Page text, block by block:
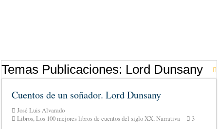
Temas Publicaciones: Lord Dunsany
Cuentos de un soñador. Lord Dunsany
José Luis Alvarado
Libros,Los 100 mejores libros de cuentos del siglo XX,Narrativa 3